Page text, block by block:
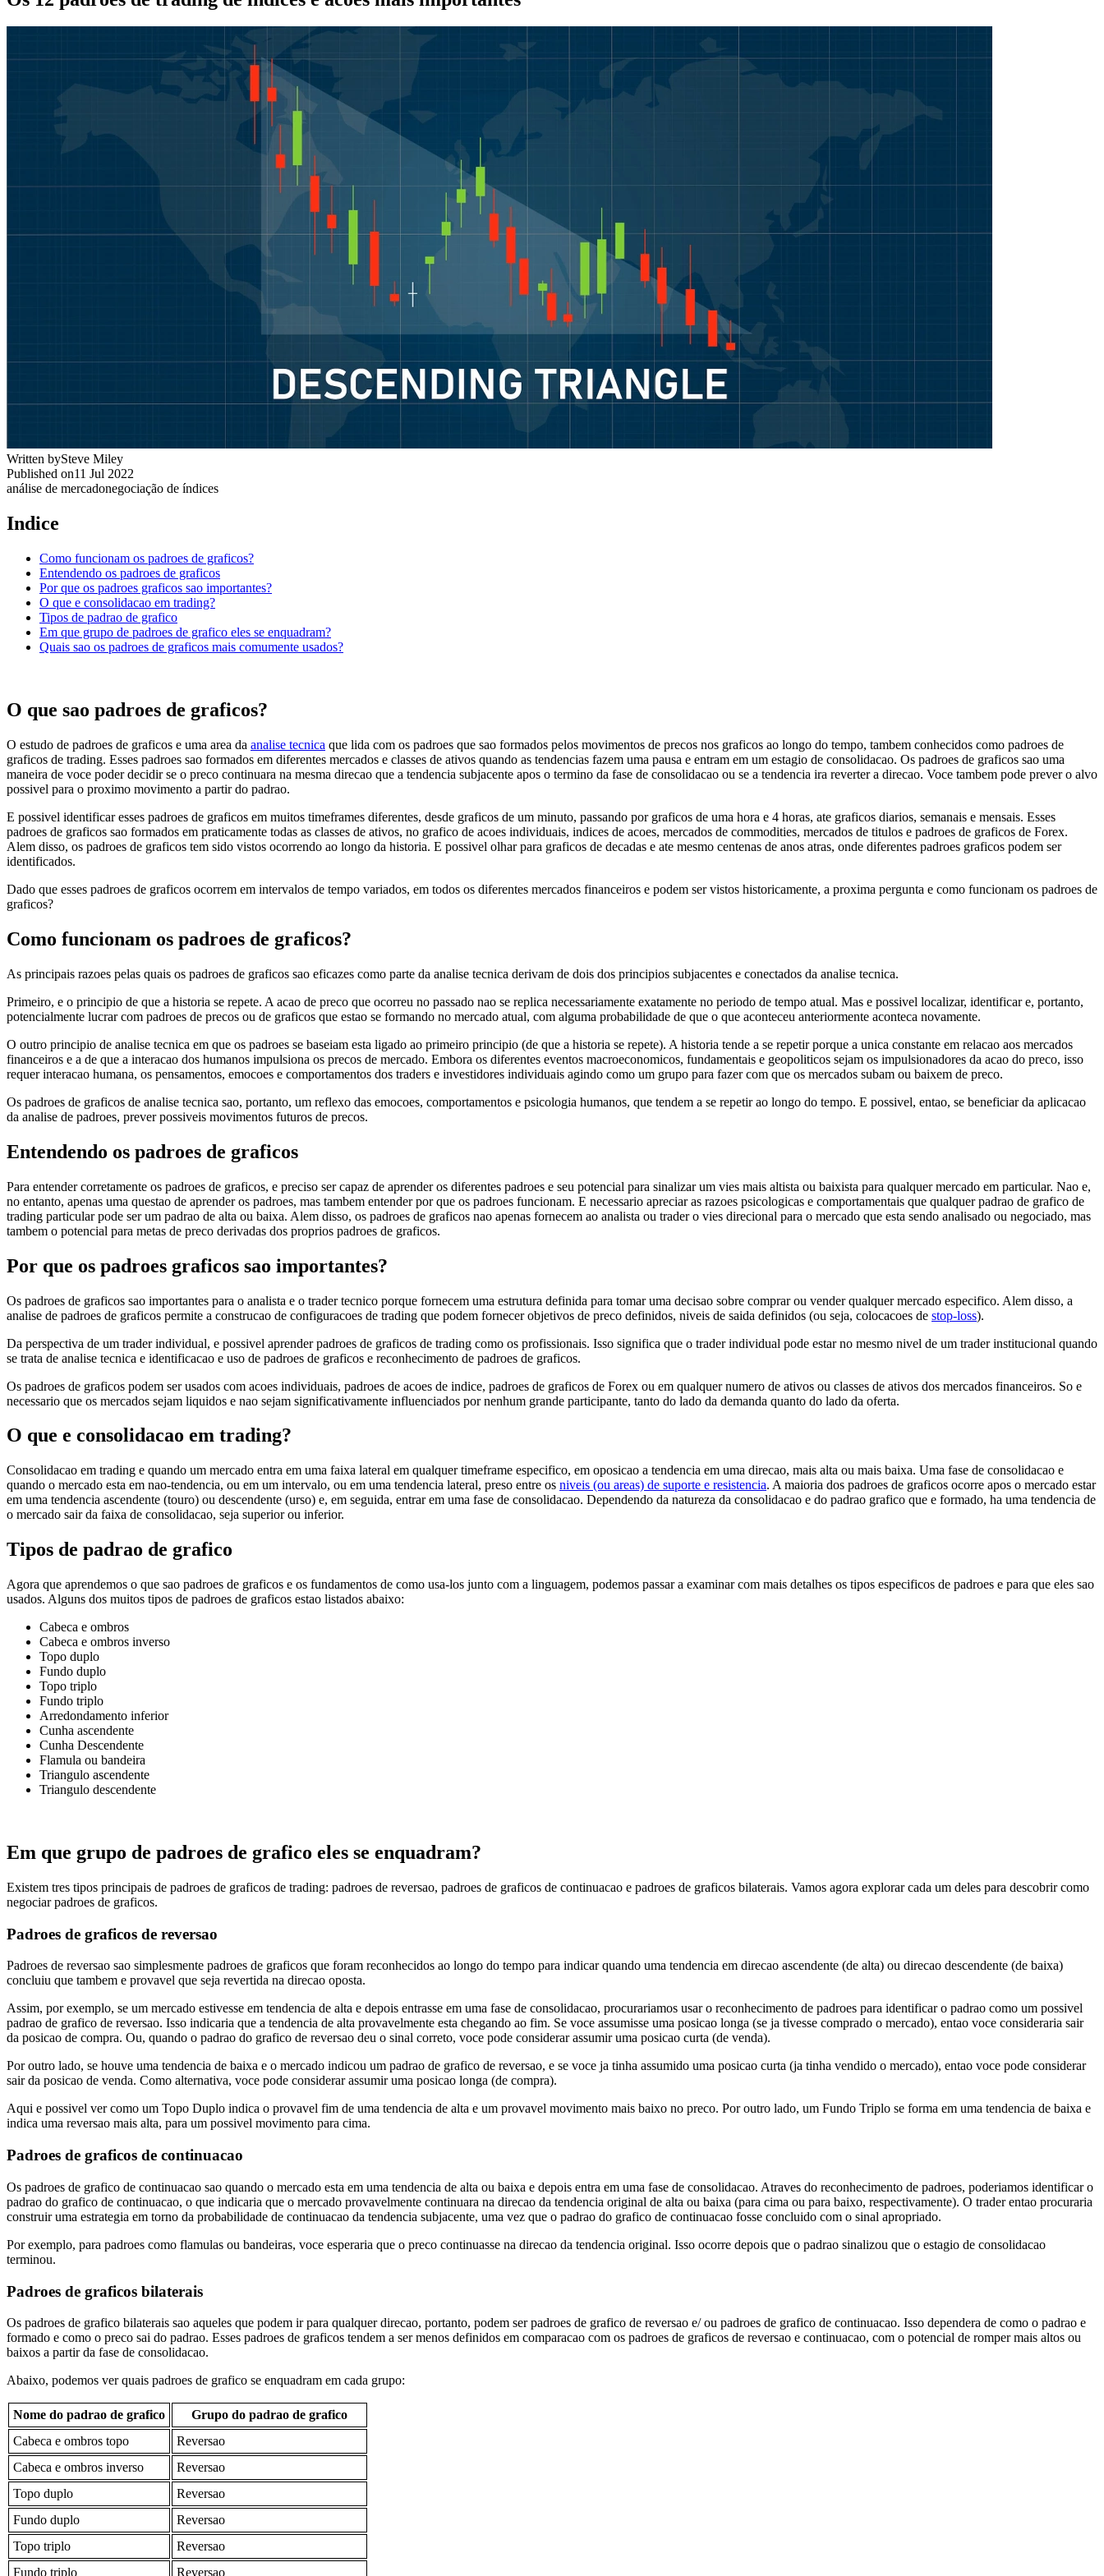
Written bySteve Miley
Published on11 Jul 2022
análise de mercadonegociação de índices
Indice
Como funcionam os padroes de graficos?
Entendendo os padroes de graficos
Por que os padroes graficos sao importantes?
O que e consolidacao em trading?
Tipos de padrao de grafico
Em que grupo de padroes de grafico eles se enquadram?
Quais sao os padroes de graficos mais comumente usados?
O que sao padroes de graficos?
O estudo de padroes de graficos e uma area da analise tecnica que lida com os padroes que sao formados pelos movimentos de precos nos graficos ao longo do tempo, tambem conhecidos como padroes de
graficos de trading. Esses padroes sao formados em diferentes mercados e classes de ativos quando as tendencias fazem uma pausa e entram em um estagio de consolidacao. Os padroes de graficos sao uma
maneira de voce poder decidir se o preco continuara na mesma direcao que a tendencia subjacente apos o termino da fase de consolidacao ou se a tendencia ira reverter a direcao. Voce tambem pode prever o alvo
possivel para o proximo movimento a partir do padrao.
E possivel identificar esses padroes de graficos em muitos timeframes diferentes, desde graficos de um minuto, passando por graficos de uma hora e 4 horas, ate graficos diarios, semanais e mensais. Esses
padroes de graficos sao formados em praticamente todas as classes de ativos, no grafico de acoes individuais, indices de acoes, mercados de commodities, mercados de titulos e padroes de graficos de Forex.
Alem disso, os padroes de graficos tem sido vistos ocorrendo ao longo da historia. E possivel olhar para graficos de decadas e ate mesmo centenas de anos atras, onde diferentes padroes graficos podem ser
identificados.
Dado que esses padroes de graficos ocorrem em intervalos de tempo variados, em todos os diferentes mercados financeiros e podem ser vistos historicamente, a proxima pergunta e como funcionam os padroes de
graficos?
Como funcionam os padroes de graficos?
As principais razoes pelas quais os padroes de graficos sao eficazes como parte da analise tecnica derivam de dois dos principios subjacentes e conectados da analise tecnica.
Primeiro, e o principio de que a historia se repete. A acao de preco que ocorreu no passado nao se replica necessariamente exatamente no periodo de tempo atual. Mas e possivel localizar, identificar e, portanto,
potencialmente lucrar com padroes de precos ou de graficos que estao se formando no mercado atual, com alguma probabilidade de que o que aconteceu anteriormente aconteca novamente.
O outro principio de analise tecnica em que os padroes se baseiam esta ligado ao primeiro principio (de que a historia se repete). A historia tende a se repetir porque a unica constante em relacao aos mercados
financeiros e a de que a interacao dos humanos impulsiona os precos de mercado. Embora os diferentes eventos macroeconomicos, fundamentais e geopoliticos sejam os impulsionadores da acao do preco, isso
requer interacao humana, os pensamentos, emocoes e comportamentos dos traders e investidores individuais agindo como um grupo para fazer com que os mercados subam ou baixem de preco.
Os padroes de graficos de analise tecnica sao, portanto, um reflexo das emocoes, comportamentos e psicologia humanos, que tendem a se repetir ao longo do tempo. E possivel, entao, se beneficiar da aplicacao
da analise de padroes, prever possiveis movimentos futuros de precos.
Entendendo os padroes de graficos
Para entender corretamente os padroes de graficos, e preciso ser capaz de aprender os diferentes padroes e seu potencial para sinalizar um vies mais altista ou baixista para qualquer mercado em particular. Nao e,
no entanto, apenas uma questao de aprender os padroes, mas tambem entender por que os padroes funcionam. E necessario apreciar as razoes psicologicas e comportamentais que qualquer padrao de grafico de
trading particular pode ser um padrao de alta ou baixa. Alem disso, os padroes de graficos nao apenas fornecem ao analista ou trader o vies direcional para o mercado que esta sendo analisado ou negociado, mas
tambem o potencial para metas de preco derivadas dos proprios padroes de graficos.
Por que os padroes graficos sao importantes?
Os padroes de graficos sao importantes para o analista e o trader tecnico porque fornecem uma estrutura definida para tomar uma decisao sobre comprar ou vender qualquer mercado especifico. Alem disso, a
analise de padroes de graficos permite a construcao de configuracoes de trading que podem fornecer objetivos de preco definidos, niveis de saida definidos (ou seja, colocacoes de stop-loss).
Da perspectiva de um trader individual, e possivel aprender padroes de graficos de trading como os profissionais. Isso significa que o trader individual pode estar no mesmo nivel de um trader institucional quando
se trata de analise tecnica e identificacao e uso de padroes de graficos e reconhecimento de padroes de graficos.
Os padroes de graficos podem ser usados com acoes individuais, padroes de acoes de indice, padroes de graficos de Forex ou em qualquer numero de ativos ou classes de ativos dos mercados financeiros. So e
necessario que os mercados sejam liquidos e nao sejam significativamente influenciados por nenhum grande participante, tanto do lado da demanda quanto do lado da oferta.
O que e consolidacao em trading?
Consolidacao em trading e quando um mercado entra em uma faixa lateral em qualquer timeframe especifico, em oposicao a tendencia em uma direcao, mais alta ou mais baixa. Uma fase de consolidacao e
quando o mercado esta em nao-tendencia, ou em um intervalo, ou em uma tendencia lateral, preso entre os niveis (ou areas) de suporte e resistencia. A maioria dos padroes de graficos ocorre apos o mercado estar
em uma tendencia ascendente (touro) ou descendente (urso) e, em seguida, entrar em uma fase de consolidacao. Dependendo da natureza da consolidacao e do padrao grafico que e formado, ha uma tendencia de
o mercado sair da faixa de consolidacao, seja superior ou inferior.
Tipos de padrao de grafico
Agora que aprendemos o que sao padroes de graficos e os fundamentos de como usa-los junto com a linguagem, podemos passar a examinar com mais detalhes os tipos especificos de padroes e para que eles sao
usados. Alguns dos muitos tipos de padroes de graficos estao listados abaixo:
Cabeca e ombros
Cabeca e ombros inverso
Topo duplo
Fundo duplo
Topo triplo
Fundo triplo
Arredondamento inferior
Cunha ascendente
Cunha Descendente
Flamula ou bandeira
Triangulo ascendente
Triangulo descendente
Em que grupo de padroes de grafico eles se enquadram?
Existem tres tipos principais de padroes de graficos de trading: padroes de reversao, padroes de graficos de continuacao e padroes de graficos bilaterais. Vamos agora explorar cada um deles para descobrir como
negociar padroes de graficos.
Padroes de graficos de reversao
Padroes de reversao sao simplesmente padroes de graficos que foram reconhecidos ao longo do tempo para indicar quando uma tendencia em direcao ascendente (de alta) ou direcao descendente (de baixa)
concluiu que tambem e provavel que seja revertida na direcao oposta.
Assim, por exemplo, se um mercado estivesse em tendencia de alta e depois entrasse em uma fase de consolidacao, procurariamos usar o reconhecimento de padroes para identificar o padrao como um possivel
padrao de grafico de reversao. Isso indicaria que a tendencia de alta provavelmente esta chegando ao fim. Se voce assumisse uma posicao longa (se ja tivesse comprado o mercado), entao voce consideraria sair
da posicao de compra. Ou, quando o padrao do grafico de reversao deu o sinal correto, voce pode considerar assumir uma posicao curta (de venda).
Por outro lado, se houve uma tendencia de baixa e o mercado indicou um padrao de grafico de reversao, e se voce ja tinha assumido uma posicao curta (ja tinha vendido o mercado), entao voce pode considerar
sair da posicao de venda. Como alternativa, voce pode considerar assumir uma posicao longa (de compra).
Aqui e possivel ver como um Topo Duplo indica o provavel fim de uma tendencia de alta e um provavel movimento mais baixo no preco. Por outro lado, um Fundo Triplo se forma em uma tendencia de baixa e
indica uma reversao mais alta, para um possivel movimento para cima.
Padroes de graficos de continuacao
Os padroes de grafico de continuacao sao quando o mercado esta em uma tendencia de alta ou baixa e depois entra em uma fase de consolidacao. Atraves do reconhecimento de padroes, poderiamos identificar o
padrao do grafico de continuacao, o que indicaria que o mercado provavelmente continuara na direcao da tendencia original de alta ou baixa (para cima ou para baixo, respectivamente). O trader entao procuraria
construir uma estrategia em torno da probabilidade de continuacao da tendencia subjacente, uma vez que o padrao do grafico de continuacao fosse concluido com o sinal apropriado.
Por exemplo, para padroes como flamulas ou bandeiras, voce esperaria que o preco continuasse na direcao da tendencia original. Isso ocorre depois que o padrao sinalizou que o estagio de consolidacao
terminou.
Padroes de graficos bilaterais
Os padroes de grafico bilaterais sao aqueles que podem ir para qualquer direcao, portanto, podem ser padroes de grafico de reversao e/ ou padroes de grafico de continuacao. Isso dependera de como o padrao e
formado e como o preco sai do padrao. Esses padroes de graficos tendem a ser menos definidos em comparacao com os padroes de graficos de reversao e continuacao, com o potencial de romper mais altos ou
baixos a partir da fase de consolidacao.
Abaixo, podemos ver quais padroes de grafico se enquadram em cada grupo:
Nome do padrao de grafico
Grupo do padrao de grafico
Cabeca e ombros topo
Reversao
Cabeca e ombros inverso
Reversao
Topo duplo
Reversao
Fundo duplo
Reversao
Topo triplo
Reversao
Fundo triplo
Reversao